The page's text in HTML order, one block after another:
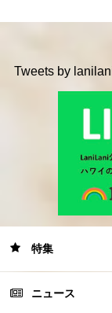
Tweets by
特集
ニュース